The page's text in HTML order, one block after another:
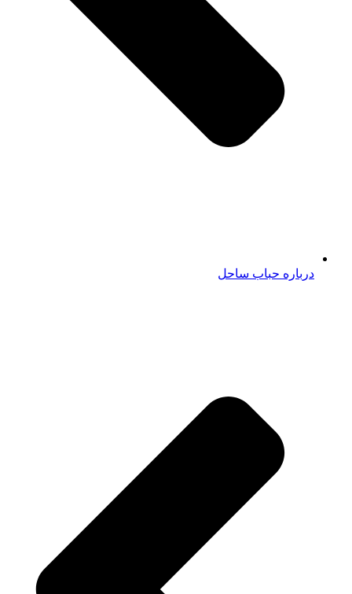
درباره حباب ساحل